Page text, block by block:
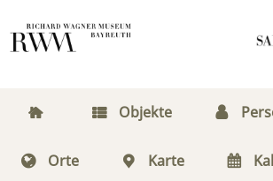
Objekte
Orte Karte